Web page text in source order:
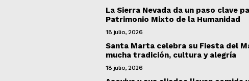
La Sierra Nevada da un paso clave
Patrimonio Mixto de la Humanidad
18 julio, 2026
Santa Marta celebra su Fiesta del
mucha tradición, cultura y alegría
18 julio, 2026